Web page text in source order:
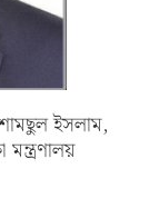
ইসলাম,
মন্ত্রণালয়